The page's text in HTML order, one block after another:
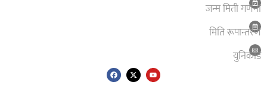
जन्म मिती गणना
मिति रूपान्तरण
युनिकाेड